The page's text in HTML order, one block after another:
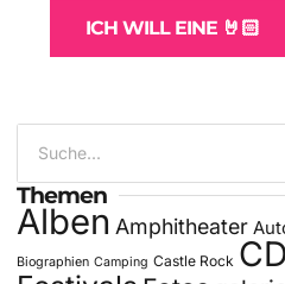
ICH WILL EINE 🤘🏻
Themen
Alben Amphitheater
Biographien Camping Castle Rock